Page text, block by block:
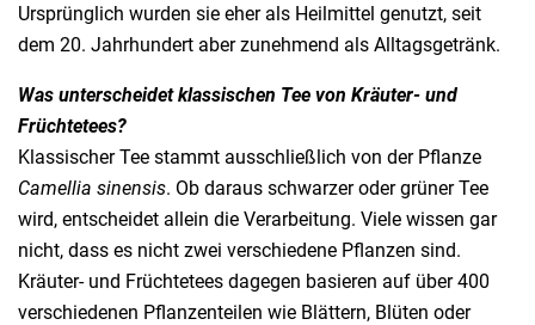
Ursprünglich wurden sie eher als Heilmittel genutzt, seit
dem 20. Jahrhundert aber zunehmend als Alltagsgetränk.
Was unterscheidet klassischen Tee von Kräuter- und
Früchtetees?
Klassischer Tee stammt ausschließlich von der Pflanze
Camellia sinensis. Ob daraus schwarzer oder grüner Tee
wird, entscheidet allein die Verarbeitung. Viele wissen gar
nicht, dass es nicht zwei verschiedene Pflanzen sind.
Kräuter- und Früchtetees dagegen basieren auf über 400
verschiedenen Pflanzenteilen wie Blättern, Blüten oder